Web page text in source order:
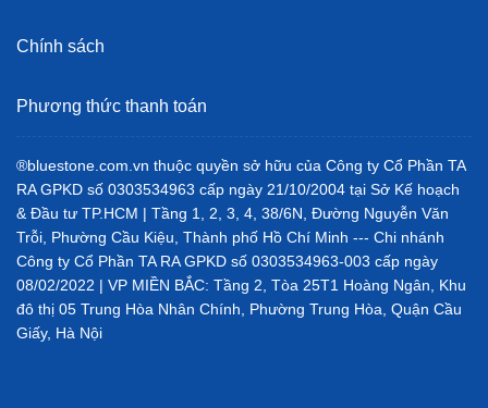
Chính sách
Phương thức thanh toán
®bluestone.com.vn thuộc quyền sở hữu của Công ty Cổ Phần TA
RA GPKD số 0303534963 cấp ngày 21/10/2004 tại Sở Kế hoạch
& Đầu tư TP.HCM | Tầng 1, 2, 3, 4, 38/6N, Đường Nguyễn Văn
Trỗi, Phường Cầu Kiệu, Thành phố Hồ Chí Minh --- Chi nhánh
Công ty Cổ Phần TA RA GPKD số 0303534963-003 cấp ngày
08/02/2022 | VP MIỀN BẮC: Tầng 2, Tòa 25T1 Hoàng Ngân, Khu
đô thị 05 Trung Hòa Nhân Chính, Phường Trung Hòa, Quận Cầu
Giấy, Hà Nội